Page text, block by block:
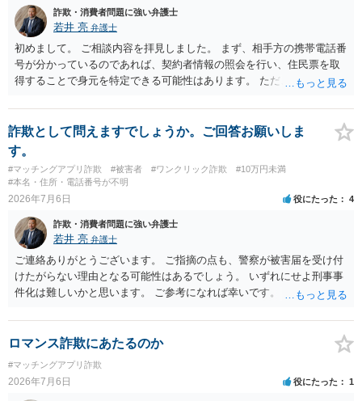
詐欺・消費者問題に強い弁護士
若井 亮 弁護士
初めまして。 ご相談内容を拝見しました。 まず、相手方の携帯電話番
号が分かっているのであれば、契約者情報の照会を行い、住民票を取
得することで身元を特定できる可能性はあります。 ただ、他人名義の
ろです。 LINEについても、詐欺の事案であれば照会できる可能性はあ
りますが、携帯電話の番号を経由する方法より難しくなります。 身元
を特定した後は、返金の理屈があるかどうかを確認していきます。 基
本的に贈与に該当する場合には返金請求ができません。 詐欺を含め、
当方に返金の理屈があるかどうかを確認していきます。 さらに、渡し
た金額について、裏付けがあるかどうかも精査します。 上記を経て、
からスタートすることになるでしょう。 ご理解のとおり、詐欺である
ことの立証は簡単ではありません。 刑事事件化が出来るのであれば、
返金交渉で有利になる可能性がありますが、民事上の詐欺の立証以上
に難しいところがあります。 こちらについては、一度、最寄りの警察
署に被害相談をするようにしてください。 具体的な見通しに関して
良いかと思います。
詐欺として問えますでしょうか。ご回答お願いしま
す。
#マッチングアプリ詐欺 #被害者 #ワンクリック詐欺
#10万円未満
#本名・住所・電話番号が不明
2026年7月6日 役にたった 4
詐欺・消費者問題に強い弁護士
若井 亮 弁護士
ご連絡ありがとうございます。 ご指摘の点も、警察が被害届を受け付
けたがらない理由となる可能性はあるでしょう。 いずれにせよ刑事事
件化は難しいかと思います。 ご参考になれば幸いです。
ロマンス詐欺にあたるのか
#マッチングアプリ詐欺
2026年7月6日 役にたった 1